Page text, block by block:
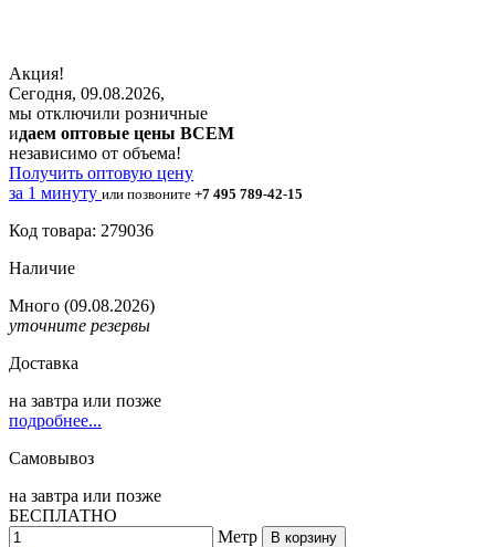
Акция!
Сегодня, 09.08.2026,
мы отключили розничные
идаем оптовые цены ВСЕМ
независимо от объема!
Получить оптовую цену
за 1 минуту или позвоните +7 495 789-42-15
Код товара: 279036
Наличие
Много (09.08.2026)
уточните резервы
Доставка
на завтра или позже
подробнее...
Самовывоз
на завтра или позже
БЕСПЛАТНО
Метр
В корзину